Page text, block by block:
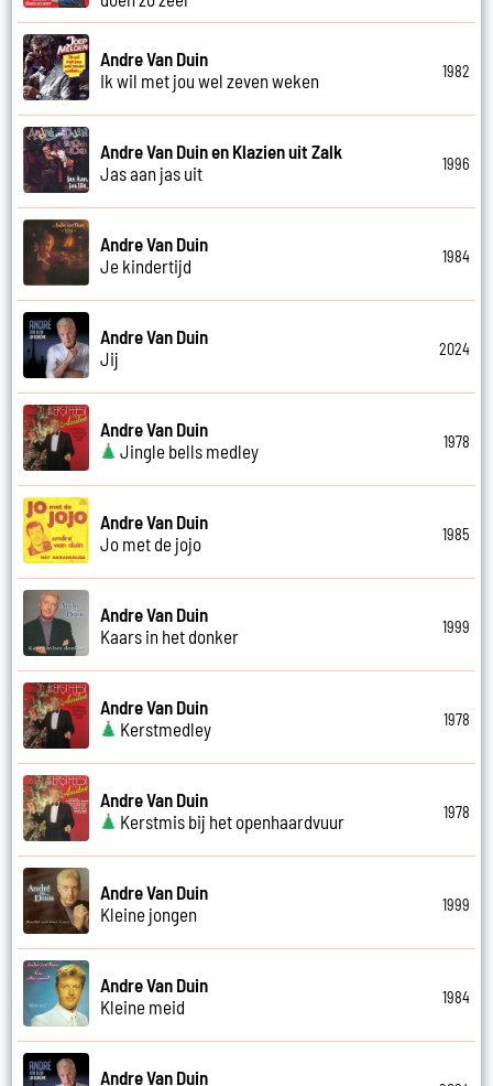
Andre Van Duin
Ik wil met jou wel zeven weken
1982
Andre Van Duin en Klazien uit Zalk
Jas aan jas uit
1996
Andre Van Duin
Je kindertijd
1984
Andre Van Duin
Jij
2024
Andre Van Duin
Jingle bells medley
1978
Andre Van Duin
Jo met de jojo
1985
Andre Van Duin
Kaars in het donker
1999
Andre Van Duin
Kerstmedley
1978
Andre Van Duin
Kerstmis bij het openhaardvuur
1978
Andre Van Duin
Kleine jongen
1999
Andre Van Duin
Kleine meid
1984
Andre Van Duin